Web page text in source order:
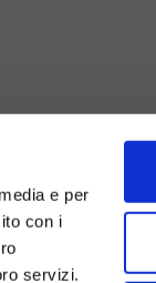
e per
con i
servizi.